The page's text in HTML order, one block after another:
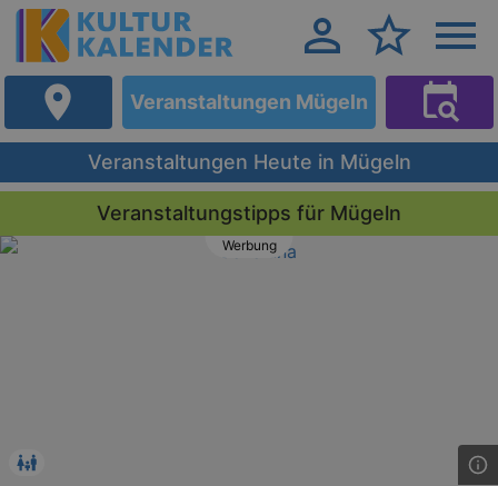
Veranstaltungen Mügeln
Veranstaltungen Heute in Mügeln
Veranstaltungstipps für Mügeln
Werbung